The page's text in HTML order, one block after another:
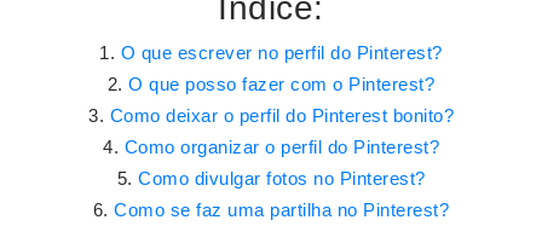
Índice:
O que escrever no perfil do Pinterest?
O que posso fazer com o Pinterest?
Como deixar o perfil do Pinterest bonito?
Como organizar o perfil do Pinterest?
Como divulgar fotos no Pinterest?
Como se faz uma partilha no Pinterest?